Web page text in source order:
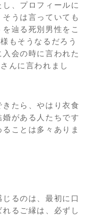
、プロフィールに
うは言っていても
辿る死別男性をこ
もそうなるだろう
会の時に言われた
んに言われまし
たら、やはり衣食
がある人たちです
ことは多々ありま
るのは、最初に口
るご縁は、必ずし